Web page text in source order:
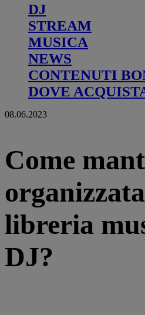
DJ
STREAM
MUSICA
NEWS
CONTENUTI
DOVE
08.06.2023
Come
libreria
DJ?